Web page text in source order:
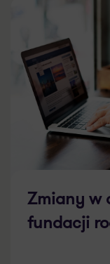
Zmiany w
fundacji